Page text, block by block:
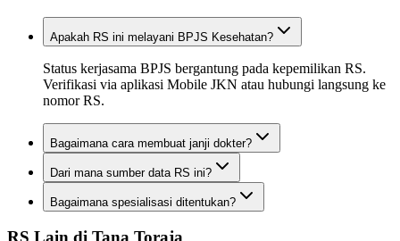
Apakah RS ini melayani BPJS Kesehatan?
Status kerjasama BPJS bergantung pada kepemilikan RS.
Verifikasi via aplikasi Mobile JKN atau hubungi langsung ke
nomor RS.
Bagaimana cara membuat janji dokter?
Dari mana sumber data RS ini?
Bagaimana spesialisasi ditentukan?